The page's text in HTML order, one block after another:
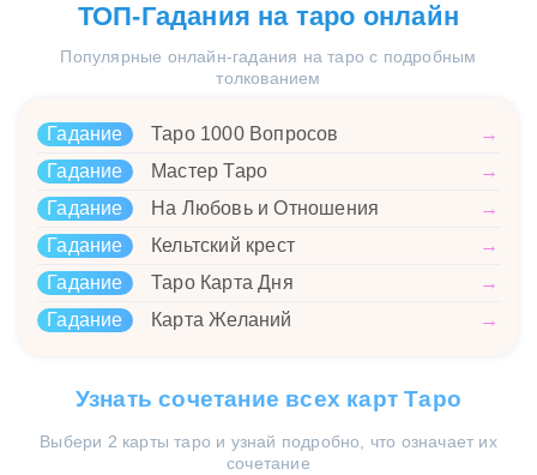
ТОП-Гадания на таро онлайн
Популярные онлайн-гадания на таро с подробным
толкованием
Гадание Таро 1000 Вопросов
→
Гадание
Мастер Таро
→
Гадание
На Любовь и Отношения
→
Гадание
Кельтский крест
→
Гадание
Таро Карта Дня
→
Гадание
Карта Желаний →
Узнать сочетание всех карт Таро
Выбери 2 карты таро и узнай подробно, что означает их
сочетание